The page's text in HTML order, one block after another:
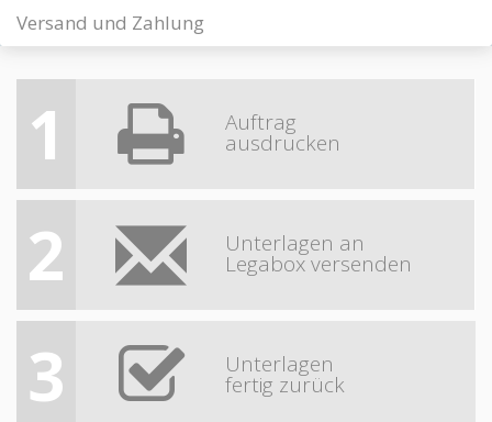
Versand und Zahlung
1 Auftrag
ausdrucken
2 Unterlagen an
Legabox versenden
3 Unterlagen
fertig zurück